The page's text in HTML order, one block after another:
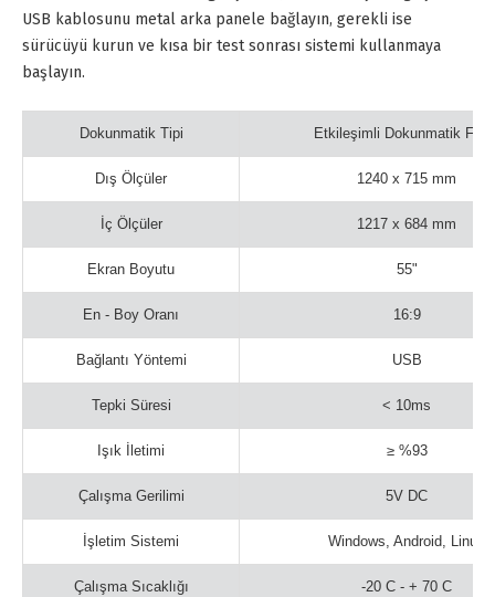
USB kablosunu metal arka panele bağlayın, gerekli ise
sürücüyü kurun ve kısa bir test sonrası sistemi kullanmaya
başlayın.
Dokunmatik Tipi Etkileşimli Dokunmatik
Dış Ölçüler 1240 x 715 mm
İç Ölçüler 1217 x 684 mm
Ekran Boyutu 55"
En - Boy Oranı 16:9
Bağlantı Yöntemi USB
Tepki Süresi < 10ms
Işık İletimi ≥ %93
Çalışma Gerilimi 5V DC
İşletim Sistemi Windows, Android, Linux
Çalışma Sıcaklığı -20 C - + 70 C